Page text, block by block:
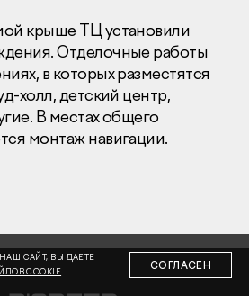
«Пионер»
крыше ТЦ установили
Отделочные работы
в которых разместятся
холл, детский центр,
В местах общего
монтаж навигации.
САЙТ, ВЫ ДАЕТЕ
COOKIE
СОГЛАСЕН